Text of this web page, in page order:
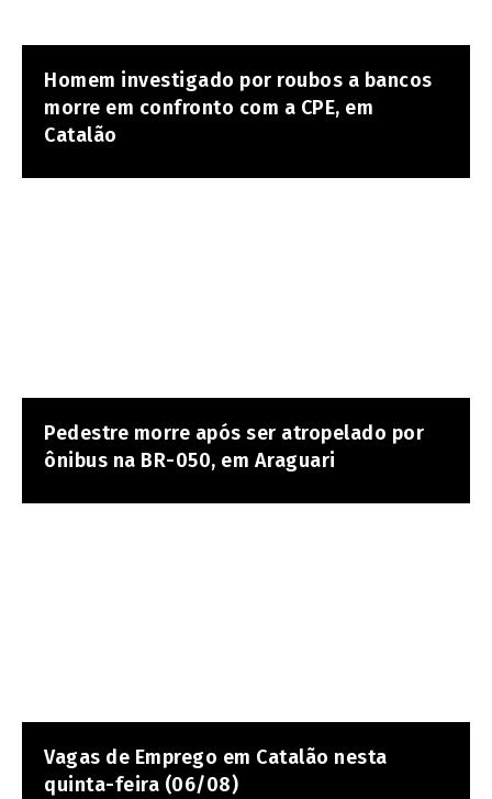
Homem investigado por roubos a bancos
morre em confronto com a CPE, em
Catalão
Pedestre morre após ser atropelado por
ônibus na BR-050, em Araguari
Vagas de Emprego em Catalão nesta
quinta-feira (06/08)